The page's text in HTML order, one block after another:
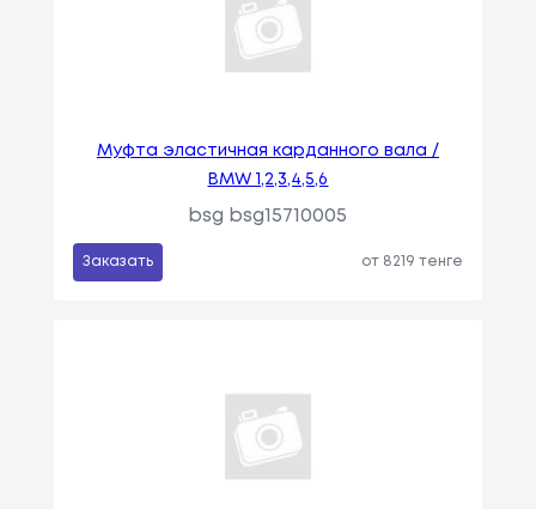
Муфта эластичная карданного вала /
BMW 1,2,3,4,5,6
bsg bsg15710005
Заказать от 8219 тенге